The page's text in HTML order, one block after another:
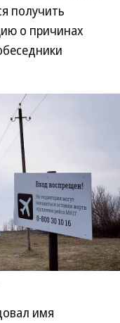
получить
о причинах
имя